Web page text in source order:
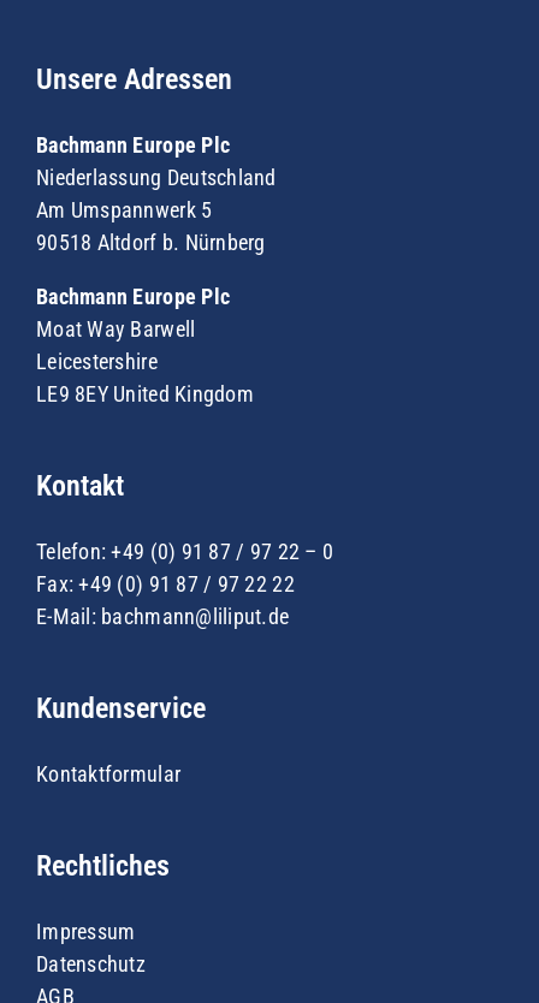
Unsere Adressen
Bachmann Europe Plc
Niederlassung Deutschland
Am Umspannwerk 5
90518 Altdorf b. Nürnberg
Bachmann Europe Plc
Moat Way Barwell
Leicestershire
LE9 8EY United Kingdom
Kontakt
Telefon:+49 (0) 91 87 / 97 22 – 0
Fax: +49 (0) 91 87 / 97 22 22
E-Mail: bachmann@liliput.de
Kundenservice
Kontaktformular
Rechtliches
Impressum
Datenschutz
AGB